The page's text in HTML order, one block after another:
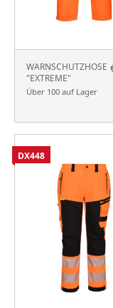
WARNSCHUTZHOSE
"EXTREME"
Über 100 auf Lager
DX448